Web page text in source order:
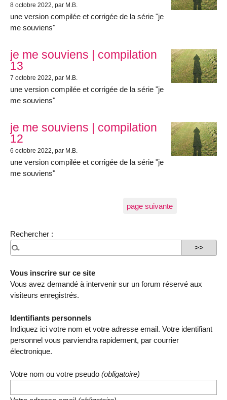
8 octobre 2022, par M.B.
une version compilée et corrigée de la série "je
me souviens"
je me souviens | compilation
13
7 octobre 2022, par M.B.
une version compilée et corrigée de la série "je
me souviens"
je me souviens | compilation
12
6 octobre 2022, par M.B.
une version compilée et corrigée de la série "je
me souviens"
page suivante
Rechercher :
Vous inscrire sur ce site
Vous avez demandé à intervenir sur un forum réservé aux
visiteurs enregistrés.
Identifiants personnels
Indiquez ici votre nom et votre adresse email. Votre identifiant
personnel vous parviendra rapidement, par courrier
électronique.
Votre nom ou votre pseudo (obligatoire)